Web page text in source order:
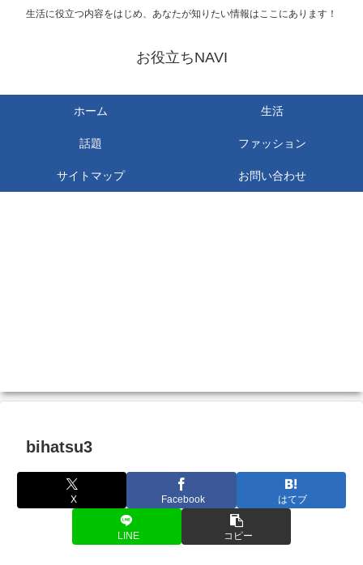
生活に役立つ内容をはじめ、あなたが知りたい情報はここにあります！
お役立ちNAVI
ホーム 生活
話題 ファッション
サイトマップ お問い合わせ
bihatsu3
X Facebook はてブ
LINE コピー